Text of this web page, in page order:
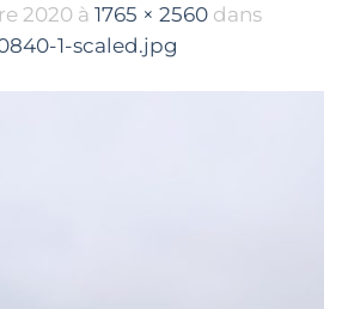
2020 à 1765 × 2560 dans
1-scaled.jpg